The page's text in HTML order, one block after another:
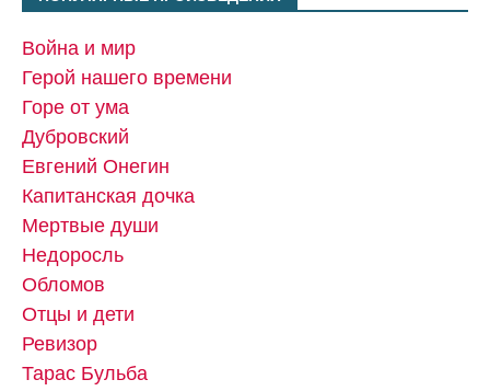
Война и мир
Герой нашего времени
Горе от ума
Дубровский
Евгений Онегин
Капитанская дочка
Мертвые души
Недоросль
Обломов
Отцы и дети
Ревизор
Тарас Бульба